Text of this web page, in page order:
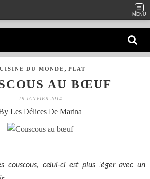
MENU
DU MONDE , PLAT
AU BŒUF
19 JANVIER 2014
Les Délices De Marina
couscous, celui-ci est plus léger avec un